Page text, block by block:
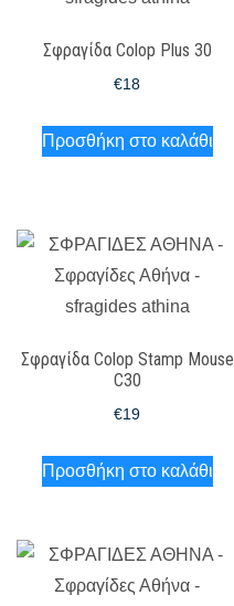
Σφραγίδα Colop Plus 30
€18
Προσθήκη στο καλάθι
Σφραγίδα Colop Stamp Mouse
C30
€19
Προσθήκη στο καλάθι